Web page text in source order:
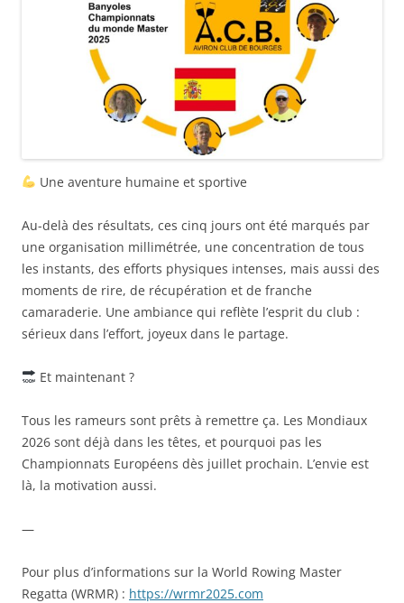
Une aventure humaine et sportive
Au-delà des résultats, ces cinq jours ont été marqués par
une organisation millimétrée, une concentration de tous
les instants, des efforts physiques intenses, mais aussi des
moments de rire, de récupération et de franche
camaraderie. Une ambiance qui reflète l’esprit du club :
sérieux dans l’effort, joyeux dans le partage.
Et maintenant ?
Tous les rameurs sont prêts à remettre ça. Les Mondiaux
2026 sont déjà dans les têtes, et pourquoi pas les
Championnats Européens dès juillet prochain. L’envie est
là, la motivation aussi.
—
Pour plus d’informations sur la World Rowing Master
Regatta (WRMR) : https://wrmr2025.com